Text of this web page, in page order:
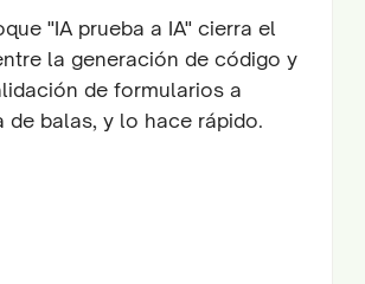
"IA prueba a IA" cierra el
la generación de código y
de formularios a
de balas, y lo hace rápido.